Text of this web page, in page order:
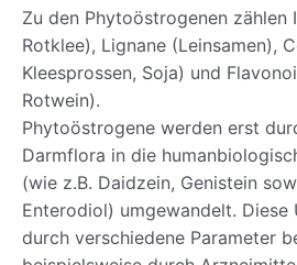
Zu den Phytoöstrogenen zählen
Rotklee), Lignane (Leinsamen),
Kleesprossen, Soja) und
Rotwein).
Phytoöstrogene werden erst
Darmflora in die
(wie z.B. Daidzein, Genistein
Enterodiol) umgewandelt. Diese
durch verschiedene Parameter